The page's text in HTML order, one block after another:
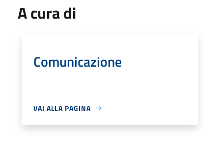
A cura di
Comunicazione
VAI ALLA PAGINA